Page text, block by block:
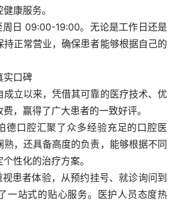
康服务。
周日 09:00-19:00。无论是工作日还是
持正常营业，确保患者能够根据自己的
实口碑
成立以来，凭借其可靠的医疗技术、优
，赢得了广大患者的一致好评。
德口腔汇聚了众多经验充足的口腔医
熟，还具备高度的负责，能够根据不同
性化的治疗方案。
患者体验，从预约挂号、就诊询问到
一站式的贴心服务。医护人员态度热